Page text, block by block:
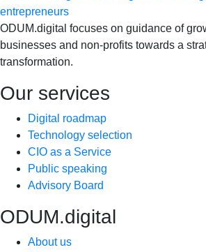
ODUM.digital focuses on guidance of
businesses and non-profits towards a
transformation.
Our services
Digital roadmap
Technology selection
CIO as a Service
Public speaking
Advisory Board
ODUM.digital
About us